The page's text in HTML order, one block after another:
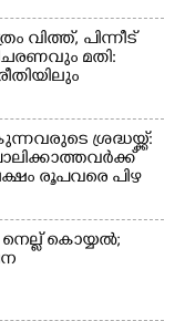
വിത്ത്, പിന്നീട്
മതി:
ശ്രദ്ധയ്ക്ക്:
രൂപവരെ പിഴ
കൊയ്യൽ;